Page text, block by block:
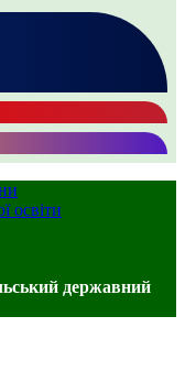
освіти
державний